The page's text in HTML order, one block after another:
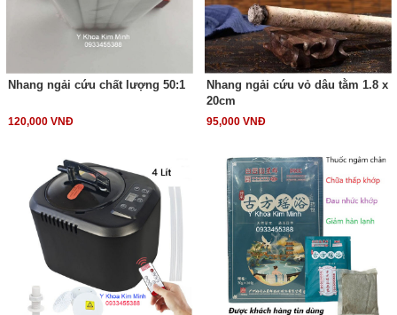
Nhang ngải cứu chất lượng 50:1
120,000 VNĐ
Nhang ngải cứu vỏ dâu tằm 1.8 x
20cm
95,000 VNĐ